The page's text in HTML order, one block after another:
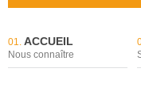
01. ACCUEIL
Nous connaître